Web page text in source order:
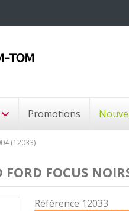
Promotions
(12033)
FORD FOCUS
Référence 12033